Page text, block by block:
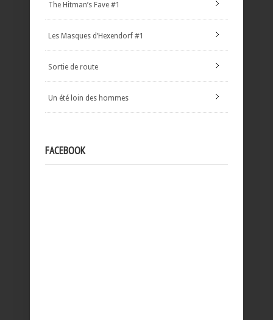
The Hitman’s Fave #1
Les Masques d’Hexendorf #1
Sortie de route
Un été loin des hommes
FACEBOOK